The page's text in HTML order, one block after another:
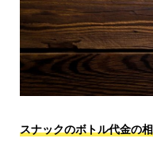
スナックのボトル代金の